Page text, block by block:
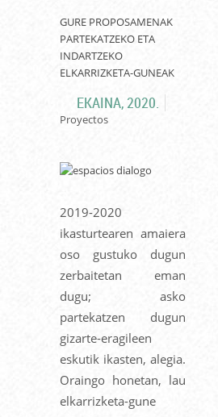
GURE PROPOSAMENAK
PARTEKATZEKO ETA
INDARTZEKO
ELKARRIZKETA-GUNEAK
EKAINA, 2020.
Proyectos
2019-2020
ikasturtearen amaiera
oso gustuko dugun
zerbaitetan eman
dugu; asko
partekatzen dugun
gizarte-eragileen
eskutik ikasten, alegia.
Oraingo honetan, lau
elkarrizketa-gune